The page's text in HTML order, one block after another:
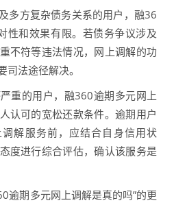
多方复杂债务关系的用户，融36
性和效果有限。若债务争议涉及
不符等违法情况，网上调解的功
法途径解决。
重的用户，融360逾期多元网上
认可的宽松还款条件。逾期用户
解服务前，应结合自身信用状
度进行综合评估，确认该服务是
逾期多元网上调解是真的吗”的更